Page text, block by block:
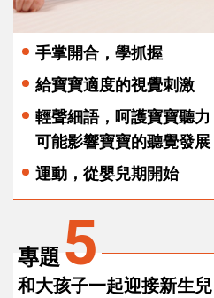
手掌開合，學抓握
給寶寶適度的視覺刺激
輕聲細語，呵護寶寶聽
可能影響寶寶的聽覺發展
運動，從嬰兒期開始
專題 5
和大孩子一起迎接新生兒